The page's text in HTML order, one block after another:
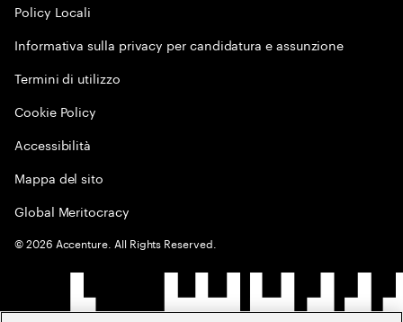
Policy Locali
Informativa sulla privacy per candidatura e assunzione
Termini di utilizzo
Cookie Policy
Accessibilità
Mappa del sito
Global Meritocracy
©2026 Accenture. All Rights Reserved.